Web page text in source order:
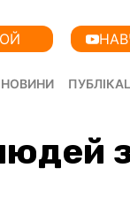
НОВИНИ